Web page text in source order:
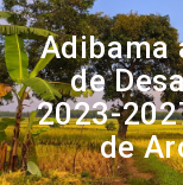
Adibama
de
2023-
de